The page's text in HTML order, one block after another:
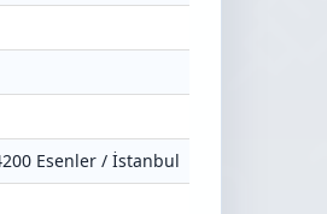
Esenler / İstanbul